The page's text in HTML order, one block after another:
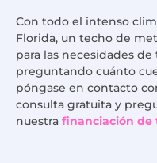
Con todo el intenso
Florida, un techo de
para las necesidades
preguntando cuánto
póngase en contacto
consulta gratuita y
nuestra financiación de